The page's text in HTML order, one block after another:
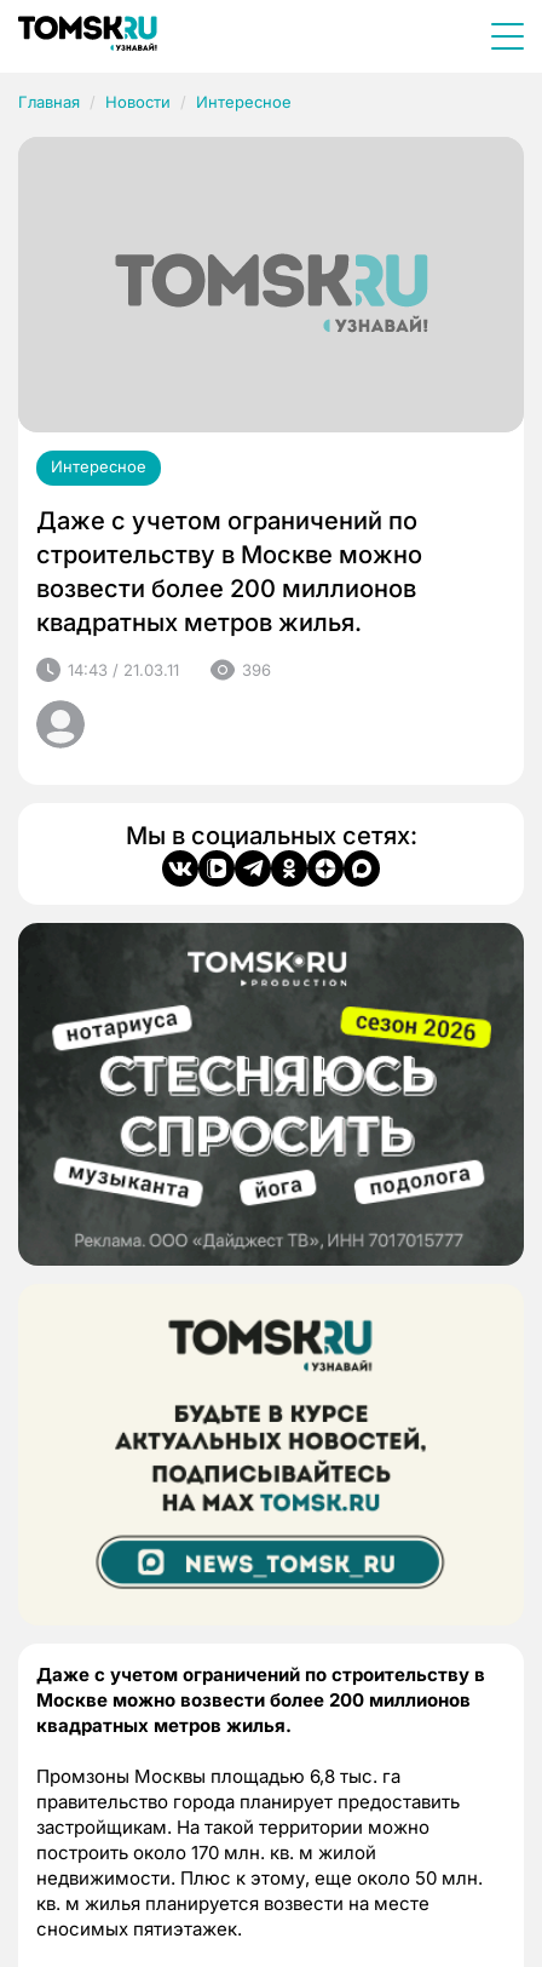
Главная Новости Интересное
Интересное
Даже с учетом ограничений по
строительству в Москве можно
возвести более 200 миллионов
квадратных метров жилья.
14:43 / 21.03.11 396
Мы в социальных сетях:
Даже с учетом ограничений по строительству в
Москве можно возвести более 200 миллионов
квадратных метров жилья.
Промзоны Москвы площадью 6,8 тыс. га
правительство города планирует предоставить
застройщикам. На такой территории можно
построить около 170 млн. кв. м жилой
недвижимости. Плюс к этому, еще около 50 млн.
кв. м жилья планируется возвести на месте
сносимых пятиэтажек.